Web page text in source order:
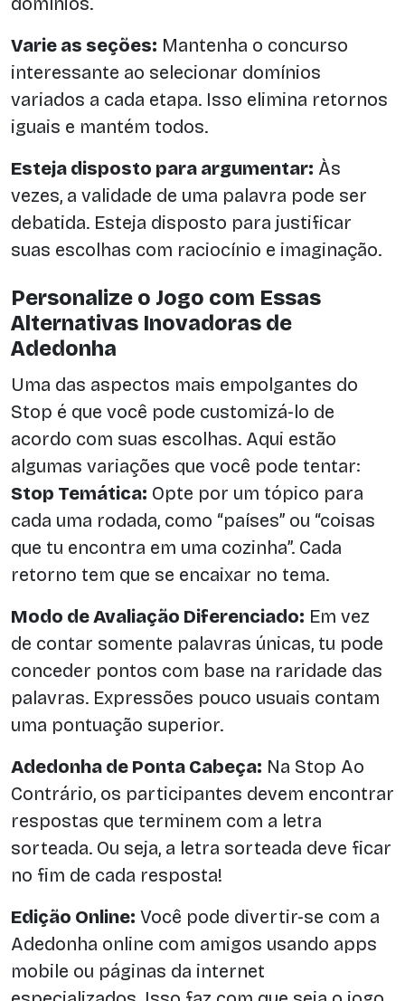
Varie as seções: Mantenha o concurso
interessante ao selecionar domínios
variados a cada etapa. Isso elimina retornos
iguais e mantém todos.
Esteja disposto para argumentar: Às
vezes, a validade de uma palavra pode ser
debatida. Esteja disposto para justificar
suas escolhas com raciocínio e imaginação.
Personalize o Jogo com Essas
Alternativas Inovadoras de
Adedonha
Uma das aspectos mais empolgantes do
Stop é que você pode customizá-lo de
acordo com suas escolhas. Aqui estão
algumas variações que você pode tentar:
Stop Temática: Opte por um tópico para
cada uma rodada, como “países” ou “coisas
que tu encontra em uma cozinha”. Cada
retorno tem que se encaixar no tema.
Modo de Avaliação Diferenciado: Em vez
de contar somente palavras únicas, tu pode
conceder pontos com base na raridade das
palavras. Expressões pouco usuais contam
uma pontuação superior.
Adedonha de Ponta Cabeça: Na Stop Ao
Contrário, os participantes devem encontrar
respostas que terminem com a letra
sorteada. Ou seja, a letra sorteada deve ficar
no fim de cada resposta!
Edição Online: Você pode divertir-se com a
Adedonha online com amigos usando apps
mobile ou páginas da internet